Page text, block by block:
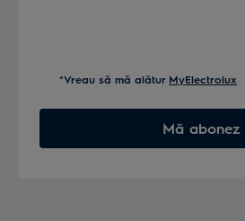
*Vreau să mă alătur MyElectrolux
Mă abonez